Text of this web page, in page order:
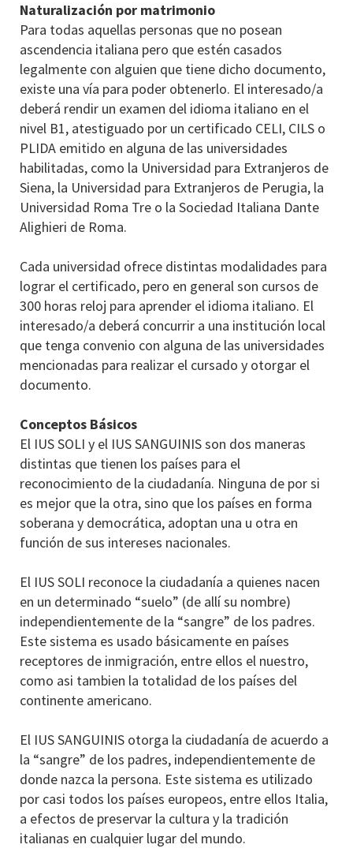
Naturalización por matrimonio
Para todas aquellas personas que no posean
ascendencia italiana pero que estén casados
legalmente con alguien que tiene dicho documento,
existe una vía para poder obtenerlo. El interesado/a
deberá rendir un examen del idioma italiano en el
nivel B1, atestiguado por un certificado CELI, CILS o
PLIDA emitido en alguna de las universidades
habilitadas, como la Universidad para Extranjeros de
Siena, la Universidad para Extranjeros de Perugia, la
Universidad Roma Tre o la Sociedad Italiana Dante
Alighieri de Roma.
Cada universidad ofrece distintas modalidades para
lograr el certificado, pero en general son cursos de
300 horas reloj para aprender el idioma italiano. El
interesado/a deberá concurrir a una institución local
que tenga convenio con alguna de las universidades
mencionadas para realizar el cursado y otorgar el
documento.
Conceptos Básicos
El IUS SOLI y el IUS SANGUINIS son dos maneras
distintas que tienen los países para el
reconocimiento de la ciudadanía. Ninguna de por si
es mejor que la otra, sino que los países en forma
soberana y democrática, adoptan una u otra en
función de sus intereses nacionales.
El IUS SOLI reconoce la ciudadanía a quienes nacen
en un determinado “suelo” (de allí su nombre)
independientemente de la “sangre” de los padres.
Este sistema es usado básicamente en países
receptores de inmigración, entre ellos el nuestro,
como asi tambien la totalidad de los países del
continente americano.
El IUS SANGUINIS otorga la ciudadanía de acuerdo a
la “sangre” de los padres, independientemente de
donde nazca la persona. Este sistema es utilizado
por casi todos los países europeos, entre ellos Italia,
a efectos de preservar la cultura y la tradición
italianas en cualquier lugar del mundo.